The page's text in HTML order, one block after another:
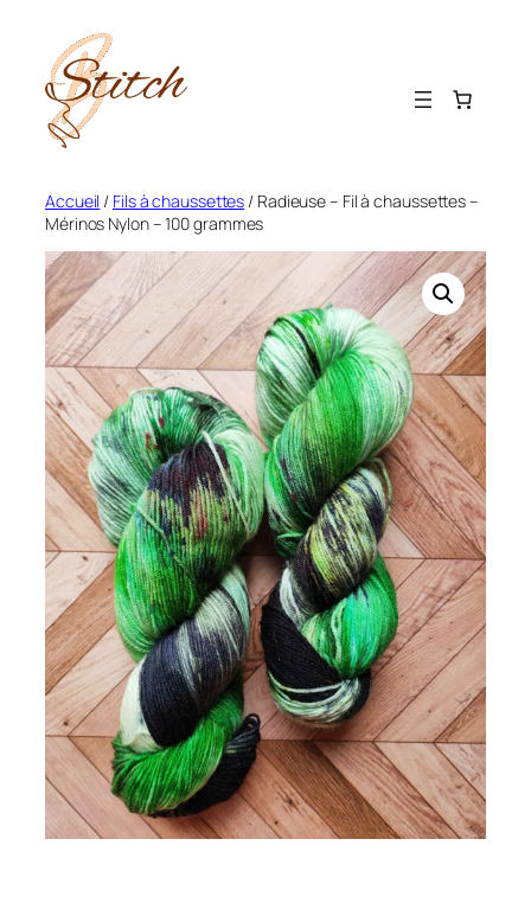
contenu
Accueil / Fils à chaussettes / Radieuse – Fil à chaussettes –
Mérinos Nylon – 100 grammes